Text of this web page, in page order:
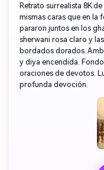
Retrato surrealista 8K
mismas caras que en la
pararon juntos en los
sherwani rosa claro y
bordados dorados.
y diya encendida.
oraciones de devotos.
profunda devoción.